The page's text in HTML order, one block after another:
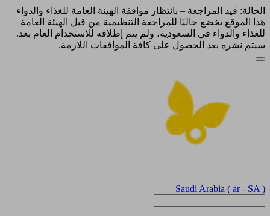
الحالة: قيد المراجعة – بانتظار موافقة الهيئة العامة للغذاء والدواء
هذا الموقع يخضع حاليًا للمراجعة التنظيمية من قبل الهيئة العامة
للغذاء والدواء في السعودية، ولم يتم إطلاقه للاستخدام العام بعد.
سيتم نشره بعد الحصول على كافة الموافقات اللازمة.
Saudi Arabia ( ar - SA )